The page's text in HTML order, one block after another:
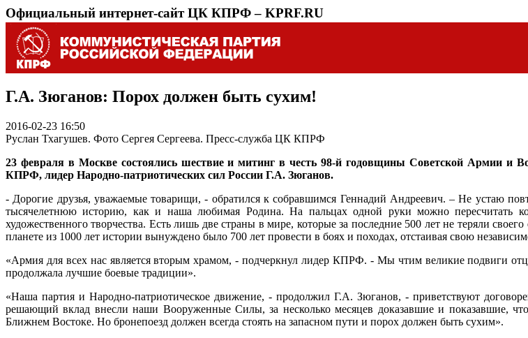
Официальный интернет-сайт ЦК КПРФ – KPRF.RU
Г.А. Зюганов: Порох должен быть сухим!
2016-02-23 16:50
Руслан Тхагушев. Фото Сергея Сергеева. Пресс-служба ЦК КПРФ
23 февраля в Москве состоялись шествие и митинг в честь 98-й годовщины Советской Армии и
КПРФ, лидер Народно-патриотических сил России Г.А. Зюганов.
- Дорогие друзья, уважаемые товарищи, - обратился к собравшимся Геннадий Андреевич. – Не устаю
тысячелетнюю историю, как и наша любимая Родина. На пальцах одной руки можно пересчитать
художественного творчества. Есть лишь две страны в мире, которые за последние 500 лет не теряли
планете из 1000 лет истории вынуждено было 700 лет провести в боях и походах, отстаивая свою
«Армия для всех нас является вторым храмом, - подчеркнул лидер КПРФ. - Мы чтим великие подвиги
продолжала лучшие боевые традиции».
«Наша партия и Народно-патриотическое движение, - продолжил Г.А. Зюганов, - приветствуют
решающий вклад внесли наши Вооруженные Силы, за несколько месяцев доказавшие и показавшие,
Ближнем Востоке. Но бронепоезд должен всегда стоять на запасном пути и порох должен быть сухим».